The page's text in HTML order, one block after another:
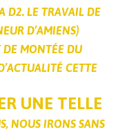
D2. LE TRAVAIL DE
D’AMIENS)
DE MONTÉE DU
CETTE
UNE TELLE
NOUS IRONS SANS